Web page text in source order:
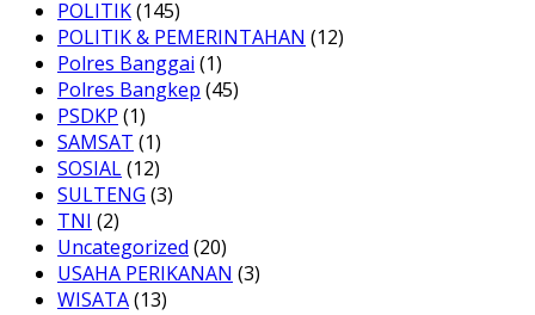
POLITIK(145)
POLITIK & PEMERINTAHAN (12)
Polres Banggai (1)
Polres Bangkep (45)
PSDKP (1)
SAMSAT (1)
SOSIAL(12)
SULTENG (3)
TNI (2)
Uncategorized (20)
USAHA PERIKANAN (3)
WISATA(13)